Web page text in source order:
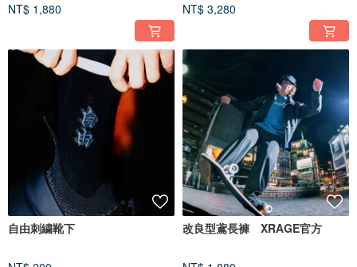
NT$ 1,880 NT$ 3,280
自由刺繍靴下 改良型鳶長褲 XRAGE官方